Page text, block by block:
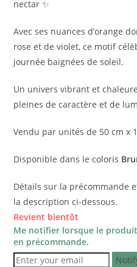
nectar ✨
Avec ses nuances d’orange
rose et de violet, ce motif
journée baignées de soleil.
Un univers vibrant et
pleines de caractère et de
Vendu par unités de 50 cm x
Disponible dans le coloris
Détails sur la précommande
la description ci-dessous.
Revient bientôt
Me notifier lorsque le
en précommande.